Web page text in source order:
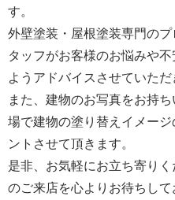
す。
外壁塗装・屋根塗装専門の
タッフがお客様のお悩みや
ようアドバイスさせていただ
また、建物のお写真をお持
場で建物の塗り替えイメー
ントさせて頂きます。
是非、お気軽にお立ち寄り
のご来店を心よりお待ちして